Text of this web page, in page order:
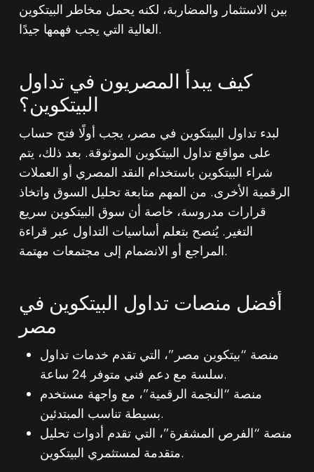
بين الاستثمار والمضاربة، لكنه يحمل مخاطر البيتكوين
العالية التي يجب فهمها جيدًا.
كيف يبدأ المصريون في تداول
البيتكوين؟
لبدء تداول البيتكوين في مصر، يجب أولًا فتح حساب
على مواقع تداول البيتكوين الموثوقة. بعد ذلك، يتم
شراء البيتكوين باستخدام النقد المصري أو العملات
الرقمية الأخرى. من المهم متابعة تحليل السوق واتخاذ
قرارات مدروسة، خاصة أن سوق البيتكوين سريع
التغير. يُنصح بتعلم أساسيات التداول عبر قراءة
المراجع أو الانضمام إلى مجتمعات مهتمة.
أفضل منصات تداول البيتكوين في
مصر
منصة “بيتكوين مصر”، التي تقدم خدمات تداول
سلسة مع دعم فني متوفر 24 ساعة.
منصة “النجمة الرقمية”، مع واجهة مستخدم
بسيطة تناسب المبتدئين.
منصة “الفرص المشفرة”، التي تقدم أدوات تحليل
متقدمة لمستثمري البيتكوين.